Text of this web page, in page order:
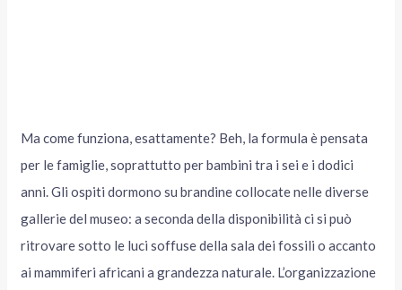
Ma come funziona, esattamente? Beh, la formula è pensata
per le famiglie, soprattutto per bambini tra i sei e i dodici
anni. Gli ospiti dormono su brandine collocate nelle diverse
gallerie del museo: a seconda della disponibilità ci si può
ritrovare sotto le luci soffuse della sala dei fossili o accanto
ai mammiferi africani a grandezza naturale. L’organizzazione